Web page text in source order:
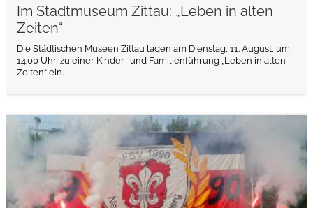
Im Stadtmuseum Zittau: „Leben in alten
Zeiten“
Die Städtischen Museen Zittau laden am Dienstag, 11. August, um
14.00 Uhr, zu einer Kinder- und Familienführung „Leben in alten
Zeiten“ ein.
weiterlesen